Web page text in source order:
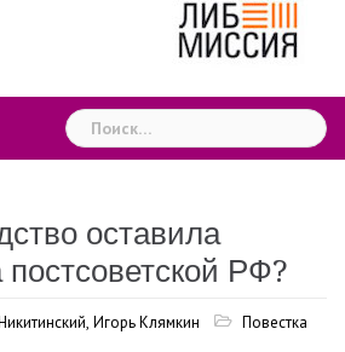
Найти:
оставила
постсоветской РФ?
, Игорь Клямкин Повестка